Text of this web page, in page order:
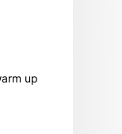
up